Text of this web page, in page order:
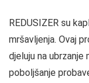
REDUSIZER su
mršavljenja. Ovaj
djeluju na
poboljšanje